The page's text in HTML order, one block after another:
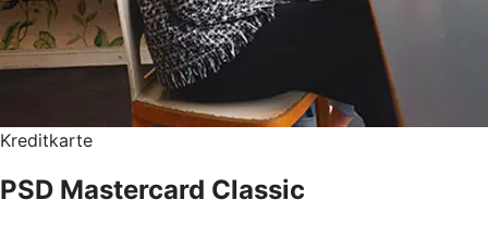
Kreditkarte
PSD Mastercard Classic